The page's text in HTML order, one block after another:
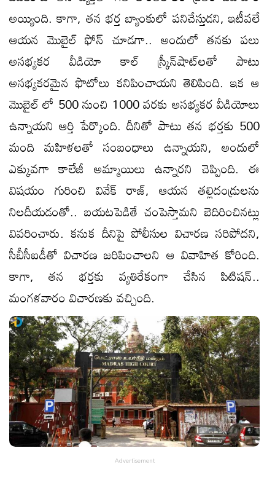
అయ్యింది. కాగా, తన భర్త బ్యాంకులో పనిచేస్తుడని, ఇటీవలే
ఆయన మొబైల్ ఫోన్‌‌ చూడగా.. అందులో తనకు పలు
అసభ్యకర వీడియో కాల్‌ స్క్రీన్‌షాట్‌లతో పాటు
అసభ్యకరమైన ఫొటోలు కనిపించాయని తెలిపింది. ఇక ఆ
మొబైల్ లో 500 నుంచి 1000 వరకు అసభ్యకర వీడియోలు
ఉన్నాయని ఆర్తి పేర్కొంది. దీనితో పాటు తన భర్తకు 500
మంది మహిళలతో సంబంధాలు ఉన్నాయని, అందులో
ఎక్కువగా కాలేజీ అమ్మాయిలు ఉన్నారని చెప్పింది. ఈ
విషయం గురించి వివేక్ రాజ్, ఆయన తల్లిదండ్రులను
నిలదీయడంతో.. బయటపెడితే చంపెస్తామని బెదిరించినట్లు
వివరించారు. కనుక దీనిపై పోలీసుల విచారణ సరిపోదని,
సీబీసీఐడీతో విచారణ జరిపించాలని ఆ వివాహిత కోరింది.
కాగా, తన భర్తకు వ్యతిరేకంగా చేసిన పిటిషన్‌..
మంగళవారం విచారణకు వచ్చింది.